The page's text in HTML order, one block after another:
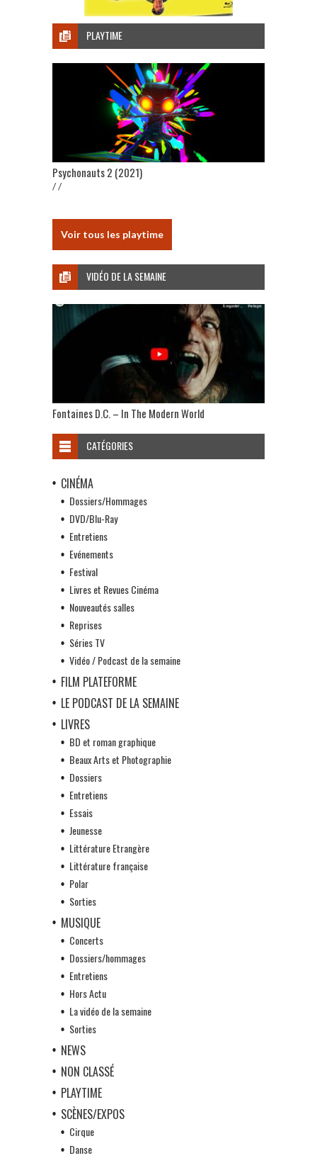
PLAYTIME
Psychonauts 2 (2021)
/ /
Voir tous les playtime
VIDÉO DE LA SEMAINE
Fontaines D.C. – In The Modern World
CATÉGORIES
CINÉMA
Dossiers/Hommages
DVD/Blu-Ray
Entretiens
Evénements
Festival
Livres et Revues Cinéma
Nouveautés salles
Reprises
Séries TV
Vidéo / Podcast de la semaine
FILM PLATEFORME
LE PODCAST DE LA SEMAINE
LIVRES
BD et roman graphique
Beaux Arts et Photographie
Dossiers
Entretiens
Essais
Jeunesse
Littérature Etrangère
Littérature française
Polar
Sorties
MUSIQUE
Concerts
Dossiers/hommages
Entretiens
Hors Actu
La vidéo de la semaine
Sorties
NEWS
NON CLASSÉ
PLAYTIME
SCÈNES/EXPOS
Cirque
Danse